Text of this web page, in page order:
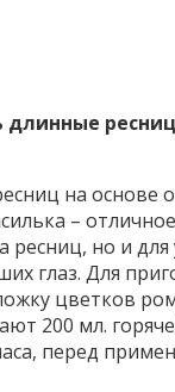
длинные
на основе
–
ресниц, но и для
глаз. Для
цветков
200 мл.
перед